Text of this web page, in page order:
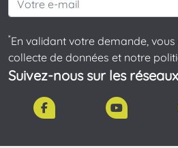
*En validant votre demande,
collecte de données et notre
Suivez-nous sur les